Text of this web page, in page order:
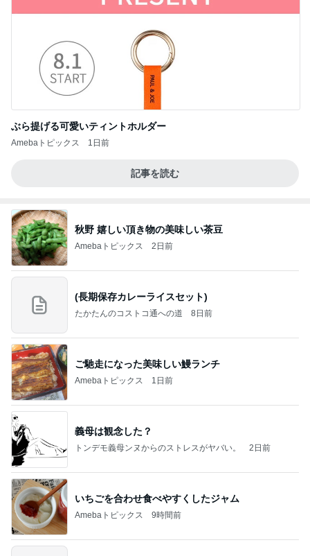
ぶら提げる可愛いティントホルダー
Amebaトピックス 1日前
記事を読む
秋野 嬉しい頂き物の美味しい茶豆
Amebaトピックス 2日前
(長期保存カレーライスセット)
たかたんのコストコ通への道 8日前
ご馳走になった美味しい鰻ランチ
Amebaトピックス 1日前
義母は観念した？
トンデモ義母ンヌからのストレスがヤバい。 2日前
いちごを合わせ食べやすくしたジャム
Amebaトピックス 9時間前